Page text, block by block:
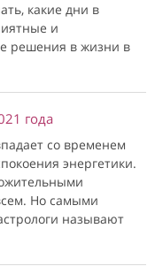
какие дни в
и
решения в жизни в
года
со временем
энергетики.
Но самыми
называют